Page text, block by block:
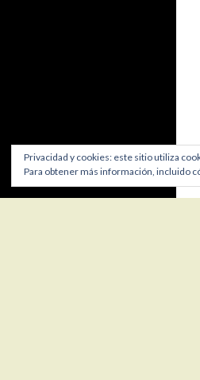
Privacidad y cookies: este sitio utiliza
Para obtener más información, incluido